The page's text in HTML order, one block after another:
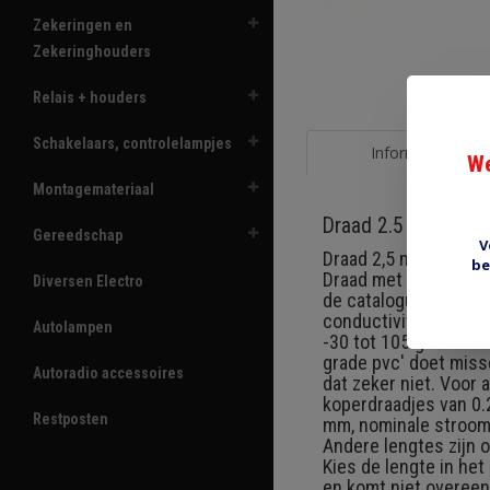
Zekeringen en
Zekeringhouders
Relais + houders
Schakelaars, controlelampjes
Montagemateriaal
Gereedschap
Diversen Electro
Autolampen
Autoradio accessoires
Restposten
Informatie
Draad 2.5 mm2
Draad 2,5 mm2 (50/
Draad met dunne
de catalogus: Thin
conductivity plain
-30 tot 105 graden
grade pvc' doet
dat zeker niet. Voor
koperdraadjes van
mm, nominale
Andere lengtes zijn
Kies de lengte in